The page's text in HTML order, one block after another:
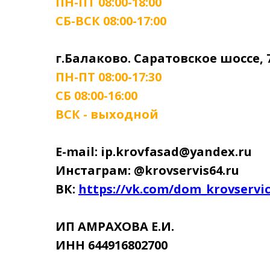
СБ-ВСК 08:00-17:00
г.Балаково. Саратовское шоссе,
ПН-ПТ 08:00-17:30
СБ 08:00-16:00
ВСК - выходной
E-mail: ip.krovfasad@yandex.ru
Инстаграм: @krovservis64.ru
ВК: https://vk.com/
ИП АМРАХОВА Е.И.
ИНН 644916802700